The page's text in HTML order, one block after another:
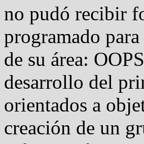
no pudó recibir
programado
de su área:
desarrollo del
orientados a
creación de un